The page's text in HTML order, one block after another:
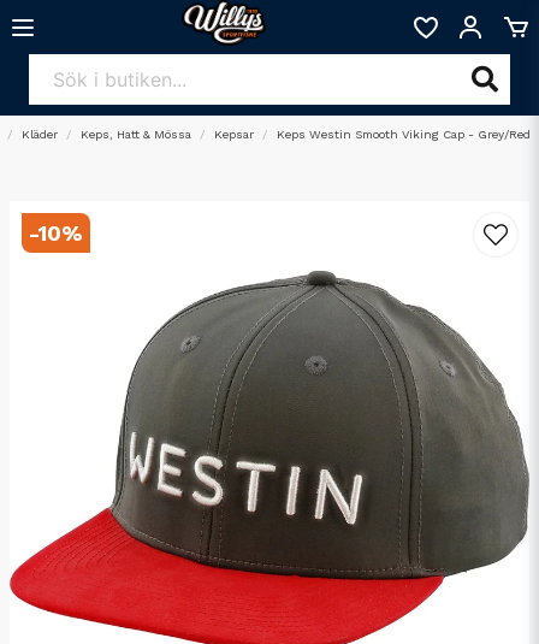
Kläder Keps, Hatt & Mössa Kepsar Keps Westin Smooth Viking Cap - Grey/Red
-10%